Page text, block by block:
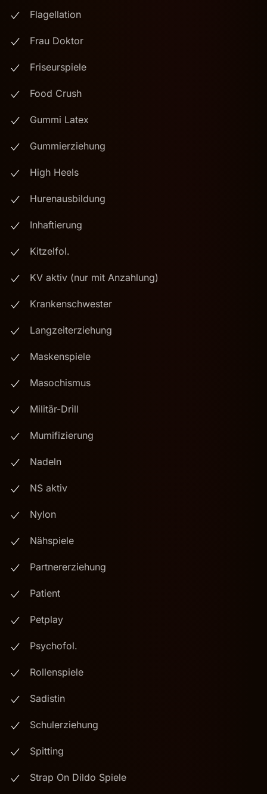
Flagellation
Frau Doktor
Friseurspiele
Food Crush
Gummi Latex
Gummierziehung
High Heels
Hurenausbildung
Inhaftierung
Kitzelfol.
KV aktiv (nur mit Anzahlung)
Krankenschwester
Langzeiterziehung
Maskenspiele
Masochismus
Militär-Drill
Mumifizierung
Nadeln
NS aktiv
Nylon
Nähspiele
Partnererziehung
Patient
Petplay
Psychofol.
Rollenspiele
Sadistin
Schulerziehung
Spitting
Strap On Dildo Spiele